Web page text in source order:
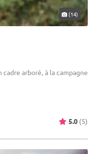
(14)
arboré, à la campagne
5.0 (5)